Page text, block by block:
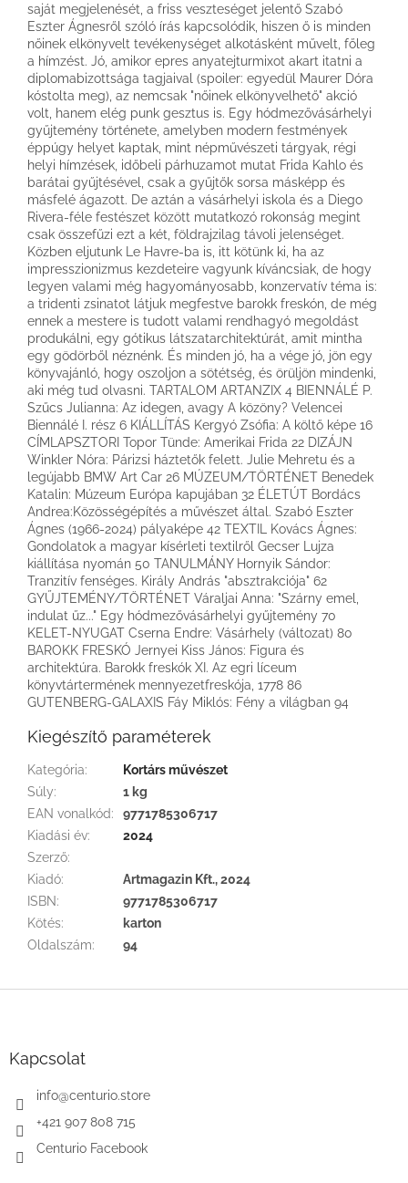
saját megjelenését, a friss veszteséget jelentő Szabó
Eszter Ágnesről szóló írás kapcsolódik, hiszen ő is minden
nőinek elkönyvelt tevékenységet alkotásként művelt, főleg
a hímzést. Jó, amikor epres anyatejturmixot akart itatni a
diplomabizottsága tagjaival (spoiler: egyedül Maurer Dóra
kóstolta meg), az nemcsak "nőinek elkönyvelhető" akció
volt, hanem elég punk gesztus is. Egy hódmezővásárhelyi
gyűjtemény története, amelyben modern festmények
éppúgy helyet kaptak, mint népművészeti tárgyak, régi
helyi hímzések, időbeli párhuzamot mutat Frida Kahlo és
barátai gyűjtésével, csak a gyűjtők sorsa másképp és
másfelé ágazott. De aztán a vásárhelyi iskola és a Diego
Rivera-féle festészet között mutatkozó rokonság megint
csak összefűzi ezt a két, földrajzilag távoli jelenséget.
Közben eljutunk Le Havre-ba is, itt kötünk ki, ha az
impresszionizmus kezdeteire vagyunk kíváncsiak, de hogy
legyen valami még hagyományosabb, konzervatív téma is:
a tridenti zsinatot látjuk megfestve barokk freskón, de még
ennek a mestere is tudott valami rendhagyó megoldást
produkálni, egy gótikus látszatarchitektúrát, amit mintha
egy gödörből néznénk. És minden jó, ha a vége jó, jön egy
könyvajánló, hogy oszoljon a sötétség, és örüljön mindenki,
aki még tud olvasni. TARTALOM ARTANZIX 4 BIENNÁLÉ P.
Szűcs Julianna: Az idegen, avagy A közöny? Velencei
Biennálé I. rész 6 KIÁLLÍTÁS Kergyó Zsófia: A költő képe 16
CÍMLAPSZTORI Topor Tünde: Amerikai Frida 22 DIZÁJN
Winkler Nóra: Párizsi háztetők felett. Julie Mehretu és a
legújabb BMW Art Car 26 MÚZEUM/TÖRTÉNET Benedek
Katalin: Múzeum Európa kapujában 32 ÉLETÚT Bordács
Andrea:Közösségépítés a művészet által. Szabó Eszter
Ágnes (1966-2024) pályaképe 42 TEXTIL Kovács Ágnes:
Gondolatok a magyar kísérleti textilről Gecser Lujza
kiállítása nyomán 50 TANULMÁNY Hornyik Sándor:
Tranzitív fenséges. Király András "absztrakciója" 62
GYŰJTEMÉNY/TÖRTÉNET Váraljai Anna: "Szárny emel,
indulat űz..." Egy hódmezővásárhelyi gyűjtemény 70
KELET-NYUGAT Cserna Endre: Vásárhely (változat) 80
BAROKK FRESKÓ Jernyei Kiss János: Figura és
architektúra. Barokk freskók XI. Az egri líceum
könyvtártermének mennyezetfreskója, 1778 86
GUTENBERG-GALAXIS Fáy Miklós: Fény a világban 94
Kiegészítő paraméterek
Kategória:
Kortárs művészet
Súly:
1 kg
EAN vonalkód:
9771785306717
Kiadási év:
2024
Szerző:
Kiadó:
Artmagazin Kft., 2024
ISBN:
9771785306717
Kötés:
karton
Oldalszám: 94
Kapcsolat
info@centurio.store
+421 907 808 715
Centurio Facebook